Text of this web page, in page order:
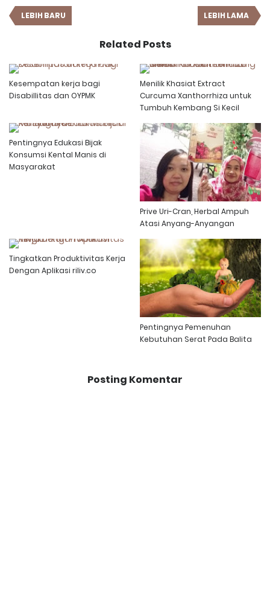
LEBIH BARU LEBIH LAMA
Related Posts
Kesempatan kerja bagi
Disabillitas dan OYPMK
Menilik Khasiat Extract
Curcuma Xanthorrhiza untuk
Tumbuh Kembang Si Kecil
Pentingnya Edukasi Bijak
Konsumsi Kental Manis di
Masyarakat
Prive Uri-Cran, Herbal Ampuh
Atasi Anyang-Anyangan
Tingkatkan Produktivitas Kerja
Dengan Aplikasi riliv.co
Pentingnya Pemenuhan
Kebutuhan Serat Pada Balita
Posting Komentar